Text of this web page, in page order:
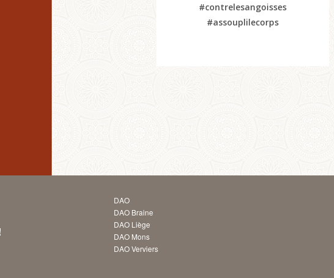
#contrelesangoisses
#assouplilecorps
DAO
DAO Braine
DAO Liège
DAO Mons
DAO Verviers